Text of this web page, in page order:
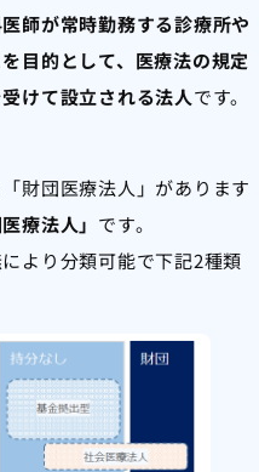
師が常時勤務する診療所や
目的として、医療法の規定
けて設立される法人です。
財団医療法人」があります
療法人」 です。
より分類可能で下記2種類